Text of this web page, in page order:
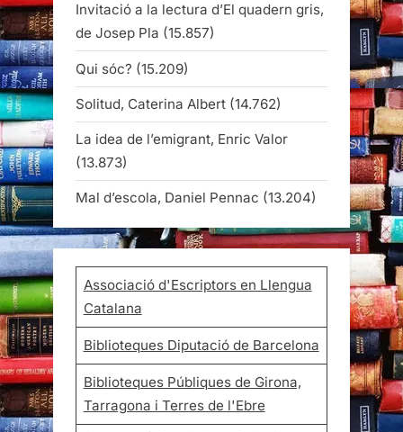
Invitació a la lectura d’El quadern gris,
de Josep Pla (15.857)
Qui sóc? (15.209)
Solitud, Caterina Albert (14.762)
La idea de l’emigrant, Enric Valor
(13.873)
Mal d’escola, Daniel Pennac (13.204)
Associació d'Escriptors en Llengua
Catalana
Biblioteques Diputació de Barcelona
Biblioteques Públiques de Girona,
Tarragona i Terres de l'Ebre